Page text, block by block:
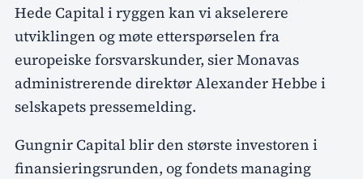
Hede Capital i ryggen kan vi akselerere
utviklingen og møte etterspørselen fra
europeiske forsvarskunder, sier Monavas
administrerende direktør Alexander Hebbe i
selskapets pressemelding.
Gungnir Capital blir den største investoren i
finansieringsrunden, og fondets managing